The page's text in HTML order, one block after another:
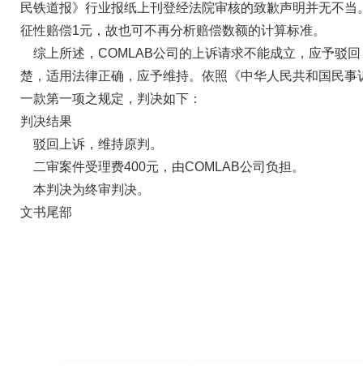
民铁道报》行业报纸上刊登经法院审核的致歉声明并无不
征性赔偿1元，故也可不再分析赔偿数额的计算标准。
综上所述，COMLAB公司的上诉请求不能成立，应予驳
楚，适用法律正确，应予维持。依照《中华人民共和国民事
一款第一项之规定，判决如下：
判决结果
驳回上诉，维持原判。
二审案件受理费400元，由COMLAB公司负担。
本判决为终审判决。
文书尾部